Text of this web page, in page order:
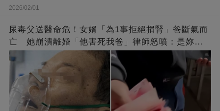
2026/02/01
尿毒父送醫命危！女婿「為1事拒絕捐腎」爸斷氣而
亡 她崩潰離婚「他害死我爸」律師怒噴：是妳太
過分